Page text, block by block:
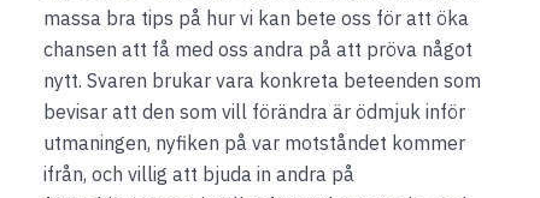
massa bra tips på hur vi kan bete oss för att öka
chansen att få med oss andra på att pröva något
nytt. Svaren brukar vara konkreta beteenden som
bevisar att den som vill förändra är ödmjuk inför
utmaningen, nyfiken på var motståndet kommer
ifrån, och villig att bjuda in andra på